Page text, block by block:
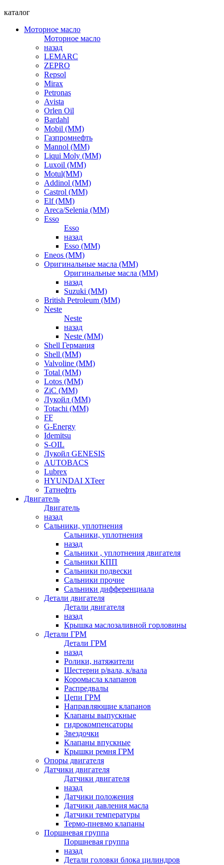
каталог
Моторное масло
Моторное масло
назад
LEMARC
ZEPRO
Repsol
Mirax
Petronas
Avista
Orlen Oil
Bardahl
Mobil (ММ)
Газпромнефть
Mannol (ММ)
Liqui Moly (ММ)
Luxoil (ММ)
Motul(ММ)
Addinol (ММ)
Castrol (ММ)
Elf (ММ)
Areca/Selenia (ММ)
Esso
Esso
назад
Esso (ММ)
Eneos (ММ)
Оригинальные масла (ММ)
Оригинальные масла (ММ)
назад
Suzuki (ММ)
British Petroleum (ММ)
Neste
Neste
назад
Neste (ММ)
Shell Германия
Shell (ММ)
Valvoline (ММ)
Total (ММ)
Lotos (ММ)
ZiC (ММ)
Лукойл (ММ)
Totachi (MM)
FF
G-Energy
Idemitsu
S-OIL
Лукойл GENESIS
AUTOBACS
Lubrex
HYUNDAI XTeer
Татнефть
Двигатель
Двигатель
назад
Сальники, уплотнения
Сальники, уплотнения
назад
Сальники , уплотнения двигателя
Сальники КПП
Сальники подвески
Сальники прочие
Сальники дифференциала
Детали двигателя
Детали двигателя
назад
Крышка маслозаливной горловины
Детали ГРМ
Детали ГРМ
назад
Ролики, натяжители
Шестерни р/вала, к/вала
Коромысла клапанов
Распредвалы
Цепи ГРМ
Направляющие клапанов
Клапаны выпускные
гидрокомпенсаторы
Звездочки
Клапаны впускные
Крышки ремня ГРМ
Опоры двигателя
Датчики двигателя
Датчики двигателя
назад
Датчики положения
Датчики давления масла
Датчики температуры
Термо-пневмо клапаны
Поршневая группа
Поршневая группа
назад
Детали головки блока цилиндров